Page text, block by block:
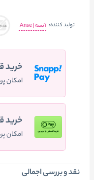
تولید کننده: آنسه | Anse
خرید
امکان
خرید
امکان
نقد و بررسی اجمالی